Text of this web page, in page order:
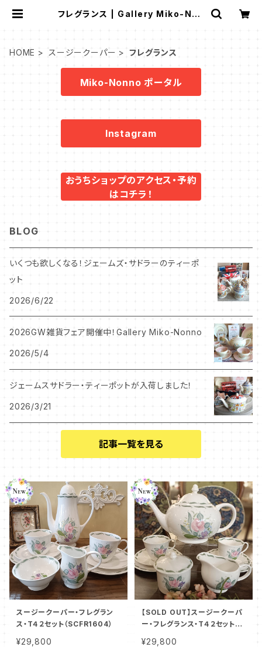
フレグランス | Gallery Miko-Non
HOME
スージークーパー フレグランス
Miko-Nonno ポータル
Instagram
おうちショップのアクセス・予約
はコチラ！
BLOG
いくつも欲しくなる！ジェームズ・サドラーのティーポ
ット
2026/6/22
2026GW雑貨フェア開催中！Gallery Miko-Nonno
2026/5/4
ジェームスサドラー・ティーポットが入荷しました！
2026/3/21
記事一覧を見る
スージークーパー・フレグラン
ス・T４２セット（SCFR1604）
¥29,800
【SOLD OUT】スージークーパ
ー・フレグランス・T４２セット（S
¥29,800